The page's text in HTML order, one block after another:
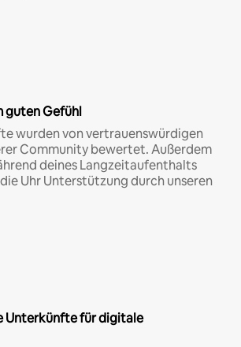
guten Gefühl
wurden von vertrauenswürdigen
Community bewertet. Außerdem
deines Langzeitaufenthalts
Uhr Unterstützung durch unseren
Unterkünfte für digitale